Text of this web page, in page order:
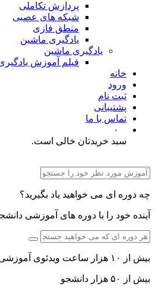
پردازش تکاملی
شبکه های عصبی
منطق فازی
یادگیری ماشین
یادگیری ماشین
فیلم آموزش
خانه
ورود
ثبت نام
پشتیبانی
تماس با ما
۰
سبد خریدتان خالی است.
چه دوره ای می خواهید یاد بگیرید؟
آینده خود را با دوره های آموزشی
بیش از ۱۰ هزار ساعت ویدئوی آموزشی
بیش از ۵۰ هزار دانشجو